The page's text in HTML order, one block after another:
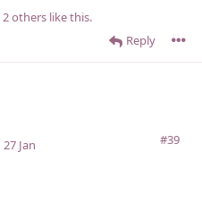
Reply
2others like this.
#39
27 Jan